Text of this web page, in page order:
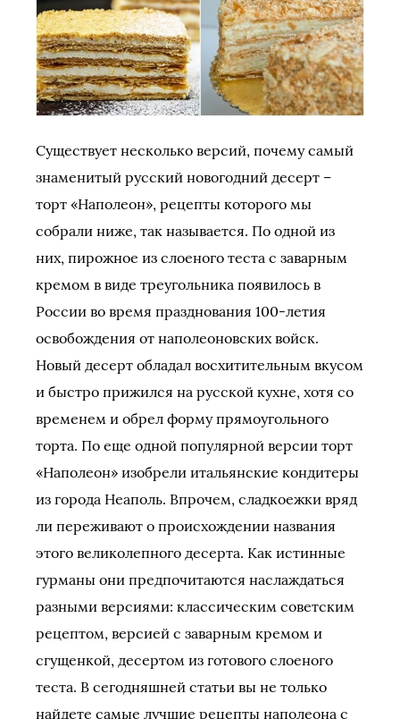
Существует несколько версий, почему самый
знаменитый русский новогодний десерт –
торт «Наполеон», рецепты которого мы
собрали ниже, так называется. По одной из
них, пирожное из слоеного теста с заварным
кремом в виде треугольника появилось в
России во время празднования 100-летия
освобождения от наполеоновских войск.
Новый десерт обладал восхитительным вкусом
и быстро прижился на русской кухне, хотя со
временем и обрел форму прямоугольного
торта. По еще одной популярной версии торт
«Наполеон» изобрели итальянские кондитеры
из города Неаполь. Впрочем, сладкоежки вряд
ли переживают о происхождении названия
этого великолепного десерта. Как истинные
гурманы они предпочитаются наслаждаться
разными версиями: классическим советским
рецептом, версией с заварным кремом и
сгущенкой, десертом из готового слоеного
теста. В сегодняшней статьи вы не только
найдете самые лучшие рецепты наполеона с